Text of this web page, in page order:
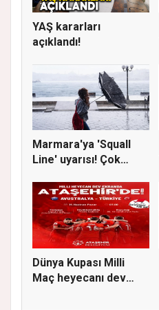
YAŞ kararları
açıklandı!
Marmara'ya 'Squall
Line' uyarısı! Çok
Dünya Kupası Milli
Maç heyecanı dev